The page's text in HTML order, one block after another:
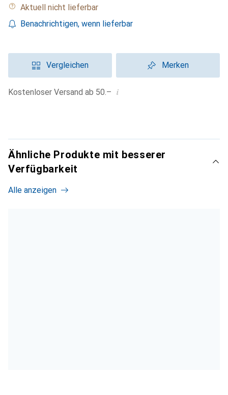
Aktuell nicht lieferbar
Benachrichtigen, wenn lieferbar
Vergleichen Merken
Kostenloser Versand ab 50.– i
Ähnliche Produkte mit besserer
Verfügbarkeit
Alle anzeigen